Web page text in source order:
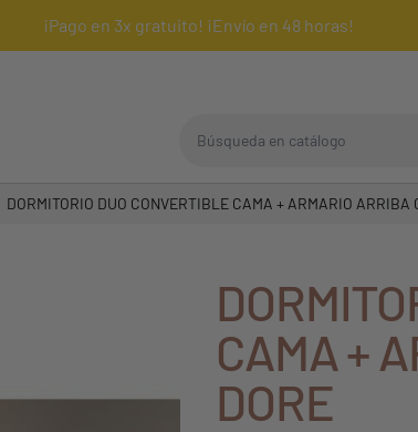
¡Pago en 3x gratuito! ¡Envío en 48 horas!
DORMITORIO DUO CONVERTIBLE CAMA + ARMARIO ARRIBA
CAMA +
DORE